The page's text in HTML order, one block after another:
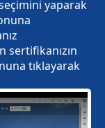
yaparak
sertifikanızın
tıklayarak